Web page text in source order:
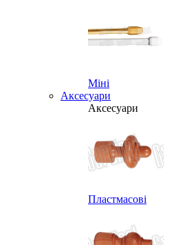
Міні
Аксесуари
Аксесуари
Пластмасові